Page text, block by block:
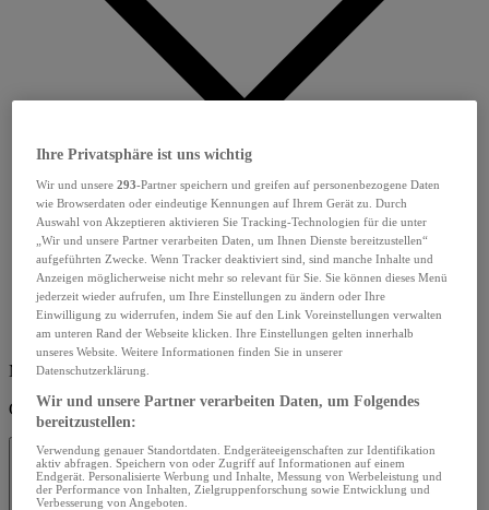
Menü schliessen
Guten Tag,
Ihre Privatsphäre ist uns wichtig
Wir und unsere293-Partner speichern und greifen auf personenbezogene Daten
wie Browserdaten oder eindeutige Kennungen auf Ihrem Gerät zu. Durch
Auswahl von Akzeptieren aktivieren Sie Tracking-Technologien für die unter
„Wir und unsere Partner verarbeiten Daten, um Ihnen Dienste bereitzustellen“
aufgeführten Zwecke. Wenn Tracker deaktiviert sind, sind manche Inhalte und
Anzeigen möglicherweise nicht mehr so relevant für Sie. Sie können dieses Menü
jederzeit wieder aufrufen, um Ihre Einstellungen zu ändern oder Ihre
Einwilligung zu widerrufen, indem Sie auf den Link Voreinstellungen verwalten
am unteren Rand der Webseite klicken. Ihre Einstellungen gelten innerhalb
unseres Website. Weitere Informationen finden Sie in unserer
Datenschutzerklärung.
Wir und unsere Partner verarbeiten Daten, um Folgendes
bereitzustellen:
Verwendung genauer Standortdaten. Endgeräteeigenschaften zur Identifikation
aktiv abfragen. Speichern von oder Zugriff auf Informationen auf einem
Endgerät. Personalisierte Werbung und Inhalte, Messung von Werbeleistung und
der Performance von Inhalten, Zielgruppenforschung sowie Entwicklung und
Verbesserung von Angeboten.